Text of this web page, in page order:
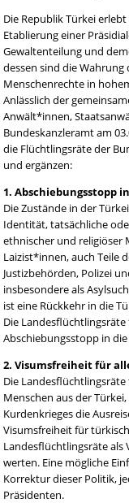
Die Republik Türkei
Etablierung einer
Gewaltenteilung und
dessen sind die
Menschenrechte in
Anlässlich der
Anwält*innen,
Bundeskanzleramt am
die Flüchtlingsräte der
und ergänzen:
1. Abschiebungsstopp
Die Zustände in der
Identität, tatsächliche
ethnischer und
Laizist*innen, auch Teile
Justizbehörden, Polizei
insbesondere als
ist eine Rückkehr in die
Die
Abschiebungsstopp in
2. Visumsfreiheit für
Die
Menschen aus der
Kurdenkrieges die
Visumsfreiheit für
Landesflüchtlingsräte als
werten. Eine mögliche
Korrektur dieser Politik,
Präsidenten.